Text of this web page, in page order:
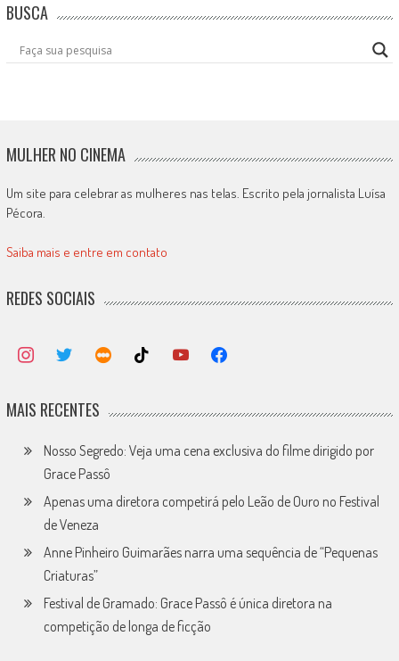
BUSCA
MULHER NO CINEMA
Um site para celebrar as mulheres nas telas. Escrito pela jornalista Luísa
Pécora.
Saiba mais e entre em contato
REDES SOCIAIS
MAIS RECENTES
Nosso Segredo: Veja uma cena exclusiva do filme dirigido por
Grace Passô
Apenas uma diretora competirá pelo Leão de Ouro no Festival
de Veneza
Anne Pinheiro Guimarães narra uma sequência de “Pequenas
Criaturas”
Festival de Gramado: Grace Passô é única diretora na
competição de longa de ficção